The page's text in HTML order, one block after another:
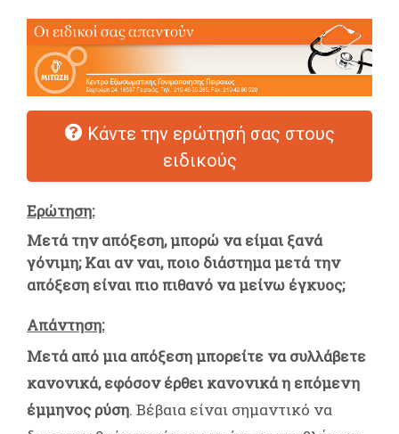
Κάντε την ερώτησή σας στους
ειδικούς
Ερώτηση:
Μετά την απόξεση, μπορώ να είμαι ξανά
γόνιμη; Και αν ναι, ποιο διάστημα μετά την
απόξεση είναι πιο πιθανό να μείνω έγκυος;
Απάντηση:
Μετά από μια απόξεση μπορείτε να συλλάβετε
κανονικά, εφόσον έρθει κανονικά η επόμενη
έμμηνος ρύση. Βέβαια είναι σημαντικό να